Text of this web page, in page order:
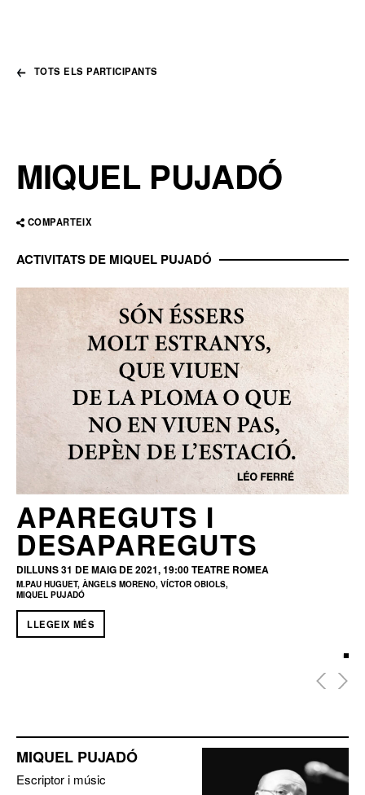
TOTS ELS PARTICIPANTS
MIQUEL PUJADÓ
COMPARTEIX
ACTIVITATS DE MIQUEL PUJADÓ
APAREGUTS I
DESAPAREGUTS
DILLUNS 31 DE MAIG DE 2021, 19:00TEATRE ROMEA
M.PAU HUGUET, ÀNGELS MORENO, VÍCTOR OBIOLS,
MIQUEL PUJADÓ
LLEGEIX MÉS
MIQUEL PUJADÓ
Escriptor i músic